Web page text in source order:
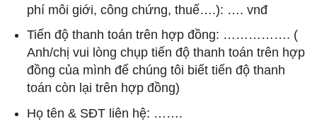
phí môi giới, công chứng, thuế….): …. vnđ
Tiến độ thanh toán trên hợp đồng: ……………. (
Anh/chị vui lòng chụp tiến độ thanh toán trên hợp
đồng của mình để chúng tôi biết tiến độ thanh
toán còn lại trên hợp đồng)
Họ tên & SĐT liên hệ: …….